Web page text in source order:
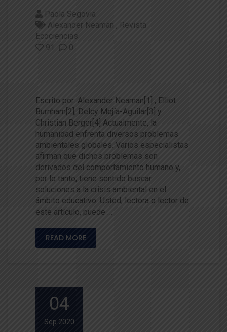
Paola Segovia
Alexander Neaman
Revista
Ecociencias
91
0
Escrito por: Alexander Neaman[1] ; Elliot
Burnham[2]; Delcy Mejía-Aguilar[3] y
Christian Berger[4] Actualmente, la
humanidad enfrenta diversos problemas
ambientales globales. Varios especialistas
afirman que dichos problemas son
derivados del comportamiento humano y,
por lo tanto, tiene sentido buscar
soluciones a la crisis ambiental en el
ámbito educativo. Usted, lectora o lector de
este artículo, puede …
READ MORE
04
Sep 2020